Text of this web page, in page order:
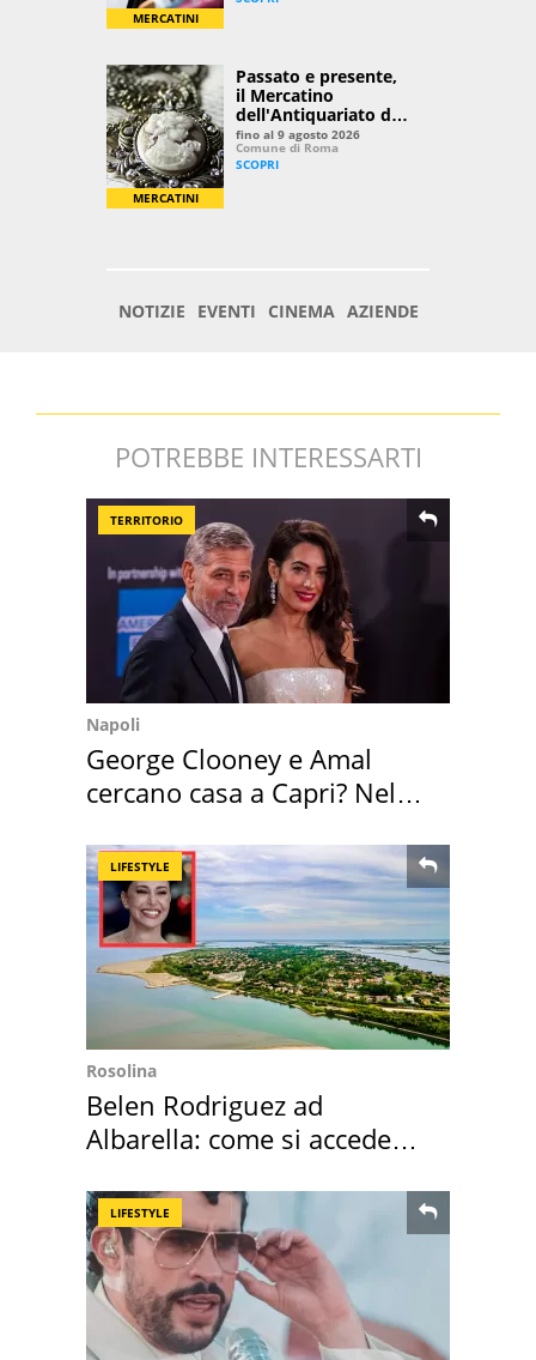
POTREBBE INTERESSARTI
TERRITORIO
Napoli
George Clooney e Amal
cercano casa a Capri? Nel
LIFESTYLE
Rosolina
Belen Rodriguez ad
Albarella: come si accede
LIFESTYLE